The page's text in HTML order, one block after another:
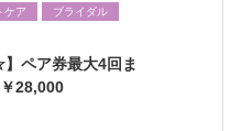
ケア
ブライダル
ペア券最大4回ま
28,000